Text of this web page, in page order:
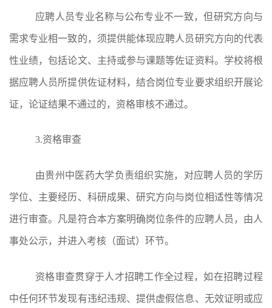
应聘人员专业名称与公布专业不一致，但研究方向与
需求专业相一致的，须提供能体现应聘人员研究方向的代表
性业绩，包括论文、主持或参与课题等佐证资料。学校将根
据应聘人员所提供佐证材料，结合岗位专业要求组织开展论
证，论证结果不通过的，资格审核不通过。
3.资格审查
由贵州中医药大学负责组织实施，对应聘人员的学历
学位、主要经历、科研成果、研究方向与岗位相适性等情况
进行审查。凡是符合本方案明确岗位条件的应聘人员，由人
事处公示，并进入考核（面试）环节。
资格审查贯穿于人才招聘工作全过程，如在招聘过程
中任何环节发现有违纪违规、提供虚假信息、无效证明或应